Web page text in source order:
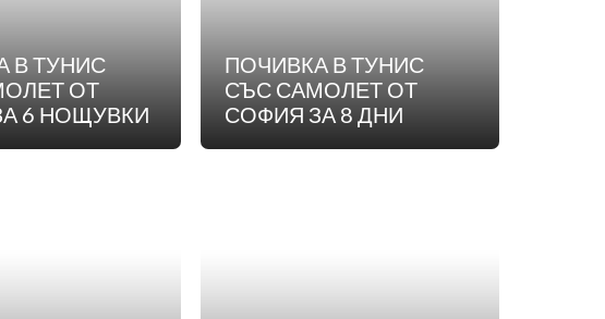
В ТУНИС
ОТ
6 НОЩУВКИ
ПОЧИВКА В ТУНИС
СЪС САМОЛЕТ ОТ
СОФИЯ ЗА 8 ДНИ